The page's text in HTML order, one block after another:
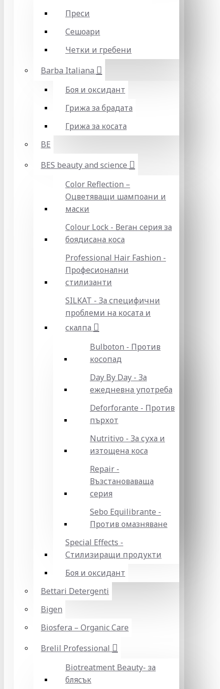
Преси
Сешоари
Четки и гребени
Barba Italiana
Боя и оксидант
Грижа за брадата
Грижа за косата
BE
BES beauty and science
Color Reflection –
Оцветяващи шампоани и
маски
Colour Lock - Веган серия за
боядисана коса
Professional Hair Fashion -
Професионални
стилизанти
SILKAT - За специфични
проблеми на косата и
скалпа
Bulboton - Против
косопад
Day By Day - За
ежедневна употреба
Deforforante - Против
пърхот
Nutritivo - За суха и
изтощена коса
Repair -
Възстановаваща
серия
Sebo Equilibrante -
Против омазняване
Special Effects -
Стилизиращи продукти
Боя и оксидант
Bettari Detergenti
Bigen
Biosfera – Organic Care
Brelil Professional
Biotreatment Beauty- за
блясък